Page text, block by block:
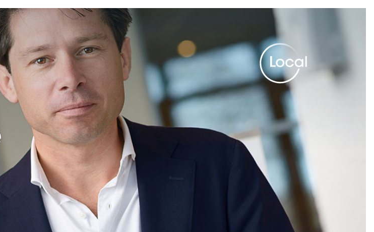
Vacatures Contact
Local. Spot on.